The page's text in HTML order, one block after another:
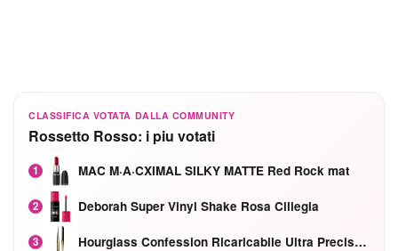
CLASSIFICA VOTATA DALLA COMMUNITY
Rossetto Rosso: i piu votati
1 MAC M·A·CXIMAL SILKY MATTE Red Rock mat
2 Deborah Super Vinyl Shake Rosa Ciliegia
3 Hourglass Confession Ricaricabile Ultra Preciso Ad Alta Intensità Secretly Classic Red